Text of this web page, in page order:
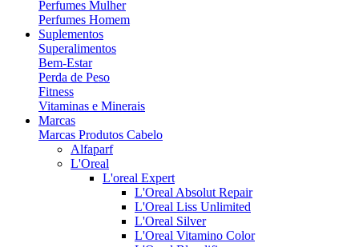
Perfumes Mulher
Perfumes Homem
Suplementos
Superalimentos
Bem-Estar
Perda de Peso
Fitness
Vitaminas e Minerais
Marcas
Marcas Produtos Cabelo
Alfaparf
L'Oreal
L'oreal Expert
L'Oreal Absolut Repair
L'Oreal Liss Unlimited
L'Oreal Silver
L'Oreal Vitamino Color